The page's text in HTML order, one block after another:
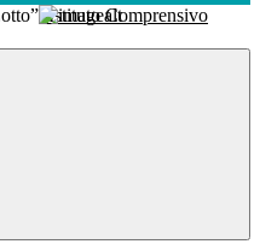
Istituto Comprensivo